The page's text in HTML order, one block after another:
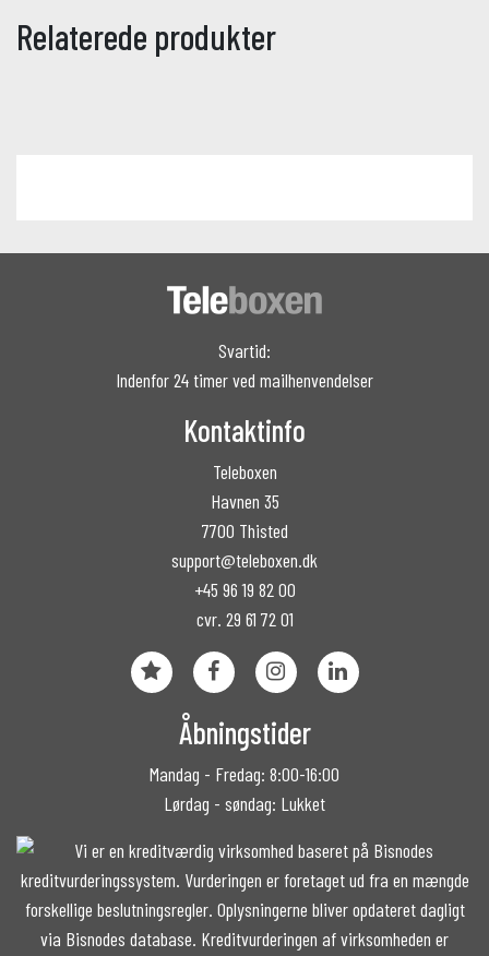
Relaterede produkter
Svartid:
Indenfor 24 timer ved mailhenvendelser
Kontaktinfo
Teleboxen
Havnen 35
7700 Thisted
support@teleboxen.dk
+45 96 19 82 00
cvr. 29 61 72 01
Åbningstider
Mandag - Fredag: 8:00-16:00
Lørdag - søndag: Lukket